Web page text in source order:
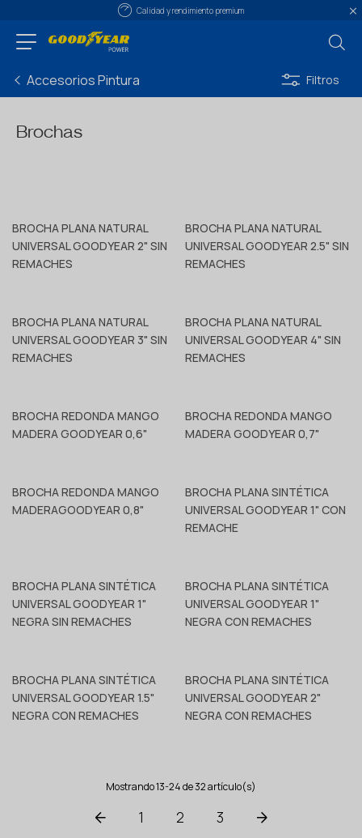
Calidad y rendimiento premium
Accesorios Pintura Filtros
Brochas
BROCHA PLANA NATURAL
UNIVERSAL GOODYEAR 2" SIN
REMACHES
BROCHA PLANA NATURAL
UNIVERSAL GOODYEAR 2.5" SIN
REMACHES
BROCHA PLANA NATURAL
UNIVERSAL GOODYEAR 3" SIN
REMACHES
BROCHA PLANA NATURAL
UNIVERSAL GOODYEAR 4" SIN
REMACHES
BROCHA REDONDA MANGO
MADERA GOODYEAR 0,6"
BROCHA REDONDA MANGO
MADERA GOODYEAR 0,7"
BROCHA REDONDA MANGO
MADERAGOODYEAR 0,8"
BROCHA PLANA SINTÉTICA
UNIVERSAL GOODYEAR 1" CON
REMACHE
BROCHA PLANA SINTÉTICA
UNIVERSAL GOODYEAR 1"
NEGRA SIN REMACHES
BROCHA PLANA SINTÉTICA
UNIVERSAL GOODYEAR 1"
NEGRA CON REMACHES
BROCHA PLANA SINTÉTICA
UNIVERSAL GOODYEAR 1.5"
NEGRA CON REMACHES
BROCHA PLANA SINTÉTICA
UNIVERSAL GOODYEAR 2"
NEGRA CON REMACHES
Mostrando 13-24 de 32 artículo(s)
1 2 3